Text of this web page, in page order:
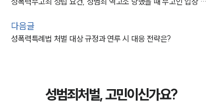
다음글
성폭력특례법 처벌 대상 규정과 연루 시 대응 전략은?
성범죄처벌, 고민이신가요?